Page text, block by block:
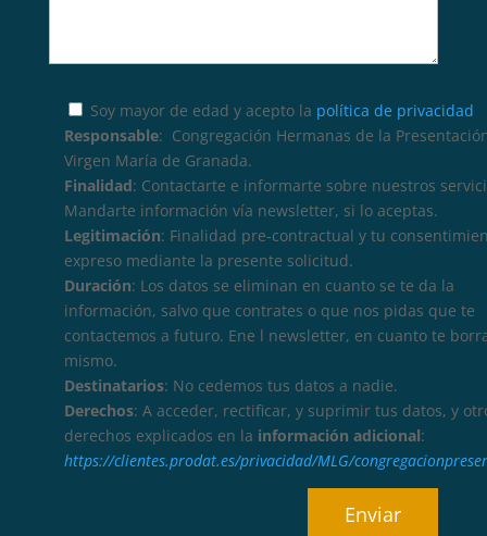
Soy mayor de edad y acepto la política de privacidad
Responsable: Congregación Hermanas de la
Virgen María de Granada.
Finalidad: Contactarte e informarte sobre nuestros
Mandarte información vía newsletter, si lo aceptas.
Legitimación: Finalidad pre-contractual y tu
expreso mediante la presente solicitud.
Duración: Los datos se eliminan en cuanto se te da la
información, salvo que contrates o que nos pidas que te
contactemos a futuro. Ene l newsletter, en cuanto te
mismo.
Destinatarios: No cedemos tus datos a nadie.
Derechos: A acceder, rectificar, y suprimir tus datos, y
derechos explicados en la información adicional:
https://clientes.prodat.es/privacidad/MLG/